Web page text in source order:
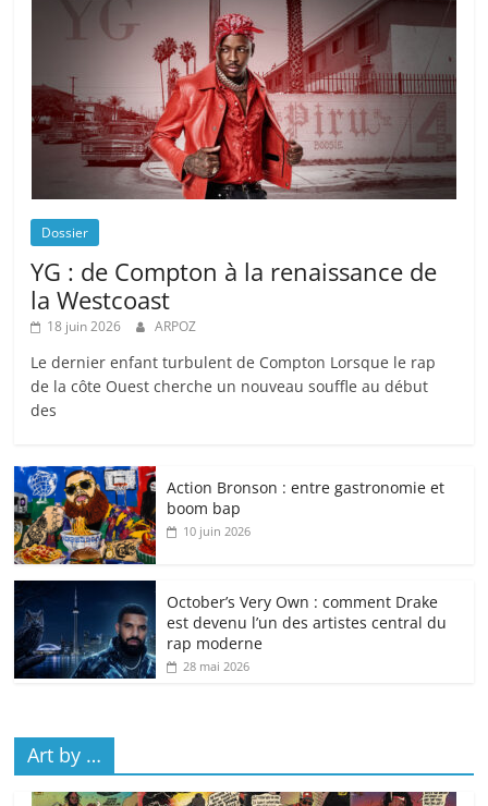
Dossier
YG : de Compton à la renaissance de
la Westcoast
18 juin 2026 ARPOZ
Le dernier enfant turbulent de Compton Lorsque le rap
de la côte Ouest cherche un nouveau souffle au début
des
Action Bronson : entre gastronomie et
boom bap
10 juin 2026
October’s Very Own : comment Drake
est devenu l’un des artistes central du
rap moderne
28 mai 2026
Art by …